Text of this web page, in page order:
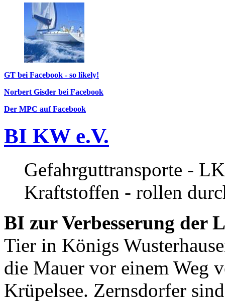
GT bei Facebook - so likely!
Norbert Gisder bei Facebook
Der MPC auf Facebook
BI KW e.V.
Gefahrguttransporte -
Kraftstoffen - rollen
BI zur Verbesserung der
Tier in Königs
die Mauer vor einem Weg
Krüpelsee. Zernsdorfer